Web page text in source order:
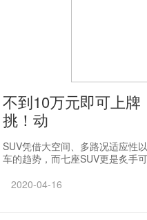
不到10万元即可上
挑！动
SUV凭借大空间、多路况适应性
车的趋势，而七座SUV更是炙手
2020-04-16